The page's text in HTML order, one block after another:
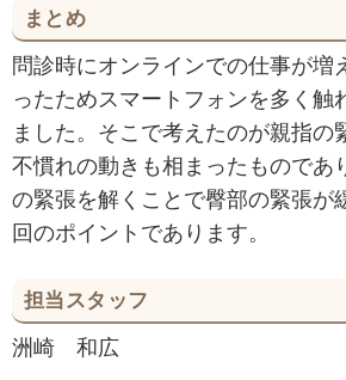
まとめ
問診時にオンラインでの仕事が増
ったためスマートフォンを多く触
ました。そこで考えたのが親指の
不慣れの動きも相まったものであ
の緊張を解くことで臀部の緊張が
回のポイントであります。
担当スタッフ
洲崎 和広